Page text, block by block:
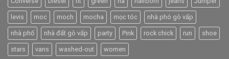
levis moc moch mocha mọc tóc nhà phó gò vấp
nhà phố nhà đất gò vấp party Pink rock chick run shoe
stars vans washed-out women